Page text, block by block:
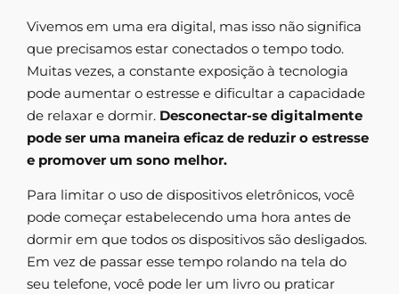
Vivemos em uma era digital, mas isso não significa
que precisamos estar conectados o tempo todo.
Muitas vezes, a constante exposição à tecnologia
pode aumentar o estresse e dificultar a capacidade
de relaxar e dormir. Desconectar-se digitalmente
pode ser uma maneira eficaz de reduzir o estresse
e promover um sono melhor.
Para limitar o uso de dispositivos eletrônicos, você
pode começar estabelecendo uma hora antes de
dormir em que todos os dispositivos são desligados.
Em vez de passar esse tempo rolando na tela do
seu telefone, você pode ler um livro ou praticar